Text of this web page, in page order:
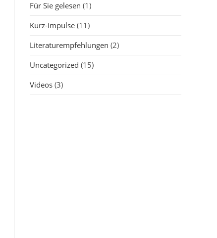
Für Sie gelesen (1)
Kurz-impulse (11)
Literaturempfehlungen (2)
Uncategorized (15)
Videos (3)